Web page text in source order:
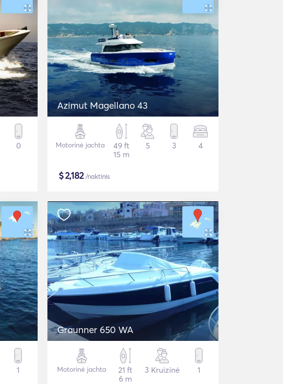
0
Azimut Magellano 43
Motorinė jachta
49 ft
15 m
5 3 4
$2,182/naktinis
1
Graunner 650 WA
Motorinė jachta
21 ft
6 m
3 Kruizinė 1